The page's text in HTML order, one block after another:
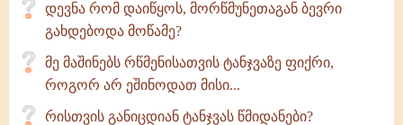
დევნა რომ დაიწყოს, მორწმუნეთაგან ბევრი
გახდებოდა მოწამე?
მე მაშინებს რწმენისათვის ტანჯვაზე ფიქრი,
როგორ არ ეშინოდათ მისი...
რისთვის განიცდიან ტანჯვას წმიდანები?